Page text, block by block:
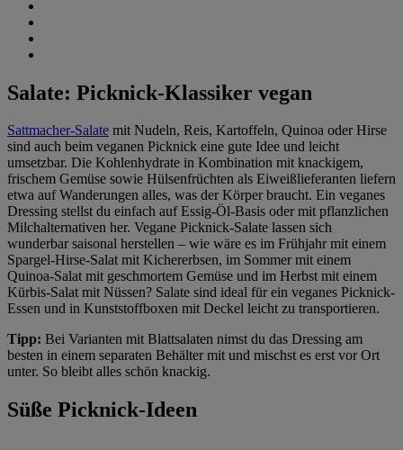
Salate: Picknick-Klassiker vegan
Sattmacher-Salate mit Nudeln, Reis, Kartoffeln, Quinoa oder Hirse
sind auch beim veganen Picknick eine gute Idee und leicht
umsetzbar. Die Kohlenhydrate in Kombination mit knackigem,
frischem Gemüse sowie Hülsenfrüchten als Eiweißlieferanten liefern
etwa auf Wanderungen alles, was der Körper braucht. Ein veganes
Dressing stellst du einfach auf Essig-Öl-Basis oder mit pflanzlichen
Milchalternativen her. Vegane Picknick-Salate lassen sich
wunderbar saisonal herstellen – wie wäre es im Frühjahr mit einem
Spargel-Hirse-Salat mit Kichererbsen, im Sommer mit einem
Quinoa-Salat mit geschmortem Gemüse und im Herbst mit einem
Kürbis-Salat mit Nüssen? Salate sind ideal für ein veganes Picknick-
Essen und in Kunststoffboxen mit Deckel leicht zu transportieren.
Tipp: Bei Varianten mit Blattsalaten nimst du das Dressing am
besten in einem separaten Behälter mit und mischst es erst vor Ort
unter. So bleibt alles schön knackig.
Süße Picknick-Ideen